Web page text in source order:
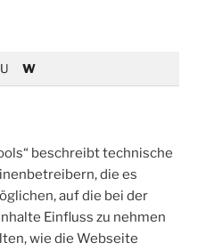
U W
beschreibt technische
die es
auf die bei der
Einfluss zu nehmen
wie die Webseite